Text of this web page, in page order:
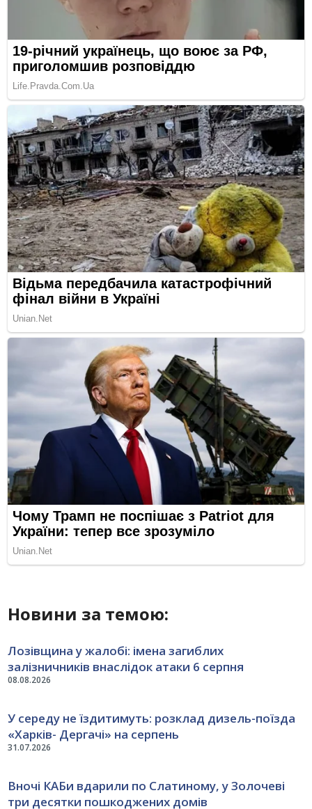
Новини за темою:
08.08.2026
Лозівщина у жалобі: імена загиблих
залізничників внаслідок атаки 6 серпня
31.07.2026
У середу не їздитимуть: розклад дизель-поїзда
«Харків- Дергачі» на серпень
Вночі КАБи вдарили по Слатиному, у Золочеві
три десятки пошкоджених домів